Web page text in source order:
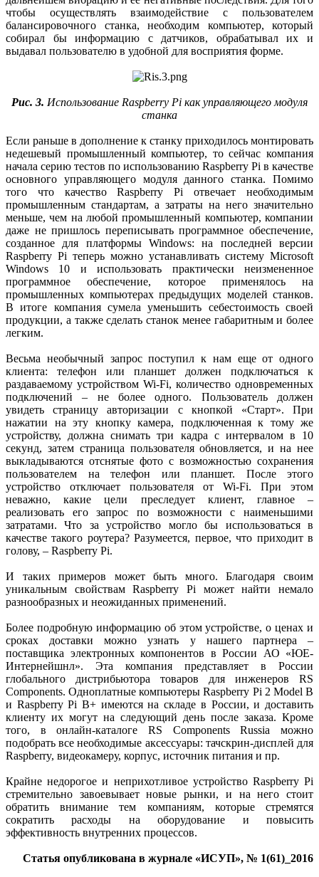
чтобы осуществлять взаимодействие с пользователем
балансировочного станка, необходим компьютер, который
собирал бы информацию с датчиков, обрабатывал их и
выдавал пользователю в удобной для восприятия форме.
Рис. 3. Использование Raspberry Pi как управляющего модуля
станка
Если раньше в дополнение к станку приходилось монтировать
недешевый промышленный компьютер, то сейчас компания
начала серию тестов по использованию Raspberry Pi в качестве
основного управляющего модуля данного станка. Помимо
того что качество Raspberry Pi отвечает необходимым
промышленным стандартам, а затраты на него значительно
меньше, чем на любой промышленный компьютер, компании
даже не пришлось переписывать программное обеспечение,
созданное для платформы Windows: на последней версии
Raspberry Pi теперь можно устанавливать систему Microsoft
Windows 10 и использовать практически неизмененное
программное обеспечение, которое применялось на
промышленных компьютерах предыдущих моделей станков.
В итоге компания сумела уменьшить себестоимость своей
продукции, а также сделать станок менее габаритным и более
легким.
Весьма необычный запрос поступил к нам еще от одного
клиента: телефон или планшет должен подключаться к
раздаваемому устройством Wi-Fi, количество одновременных
подключений – не более одного. Пользователь должен
увидеть страницу авторизации с кнопкой «Старт». При
нажатии на эту кнопку камера, подключенная к тому же
устройству, должна снимать три кадра с интервалом в 10
секунд, затем страница пользователя обновляется, и на нее
выкладываются отснятые фото с возможностью сохранения
пользователем на телефон или планшет. После этого
устройство отключает пользователя от Wi-Fi. При этом
неважно, какие цели преследует клиент, главное –
реализовать его запрос по возможности с наименьшими
затратами. Что за устройство могло бы использоваться в
качестве такого роутера? Разумеется, первое, что приходит в
голову, – Raspberry Pi.
И таких примеров может быть много. Благодаря своим
уникальным свойствам Raspberry Pi может найти немало
разнообразных и неожиданных применений.
Более подробную информацию об этом устройстве, о ценах и
сроках доставки можно узнать у нашего партнера –
поставщика электронных компонентов в России АО «ЮЕ-
Интернейшнл». Эта компания представляет в России
глобального дистрибьютора товаров для инженеров RS
Components. Одноплатные компьютеры Raspberry Pi 2 Model B
и Raspberry Pi B+ имеются на складе в России, и доставить
клиенту их могут на следующий день после заказа. Кроме
того, в онлайн-каталоге RS Components Russia можно
подобрать все необходимые аксессуары: тачскрин-дисплей для
Raspberry, видеокамеру, корпус, источник питания и пр.
Крайне недорогое и неприхотливое устройство Raspberry Pi
стремительно завоевывает новые рынки, и на него стоит
обратить внимание тем компаниям, которые стремятся
сократить расходы на оборудование и повысить
эффективность внутренних процессов.
Статья опубликована в журнале «ИСУП», № 1(61)_2016